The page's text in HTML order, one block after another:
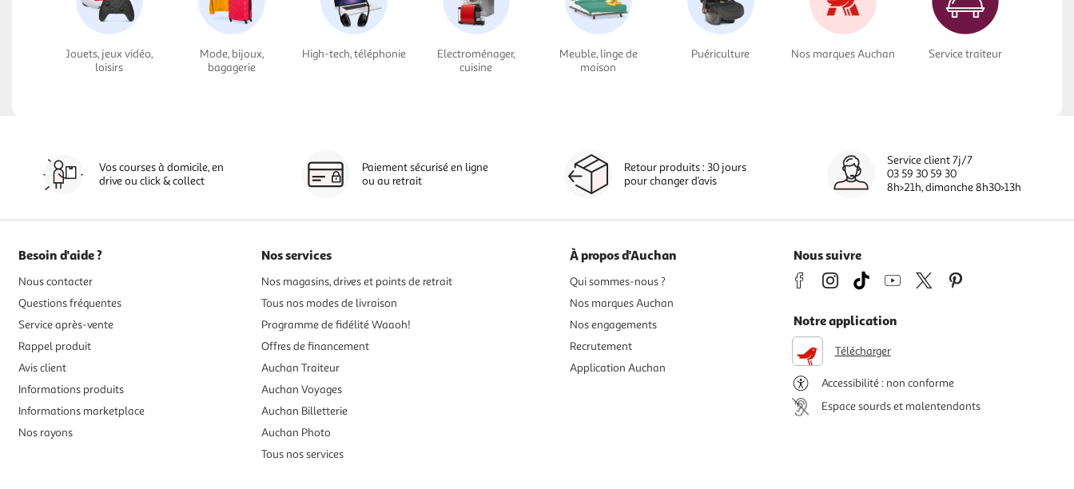
Jouets, jeux vidéo,
loisirs
Mode, bijoux,
bagagerie
High-tech, téléphonie
Electroménager,
cuisine
Meuble, linge de
maison
Puériculture Nos marques Auchan Service traiteur
Vos courses à domicile, en
drive ou click & collect
Paiement sécurisé en ligne
ou au retrait
Retour produits : 30 jours
pour changer d’avis
Service client 7j/7
03 59 30 59 30
8h>21h, dimanche 8h30>13h
Besoin d'aide ?
Nous contacter
Questions fréquentes
Service après-vente
Rappel produit
Avis client
Informations produits
Informations marketplace
Nos rayons
Nos services
Nos magasins, drives et points de retrait
Tous nos modes de livraison
Programme de fidélité Waaoh!
Offres de financement
Auchan Traiteur
Auchan Voyages
Auchan Billetterie
Auchan Photo
Tous nos services
À propos d'Auchan
Qui sommes-nous ?
Nos marques Auchan
Nos engagements
Recrutement
Application Auchan
Nous suivre
Notre application
Télécharger
Accessibilité : non conforme
Espace sourds et malentendants